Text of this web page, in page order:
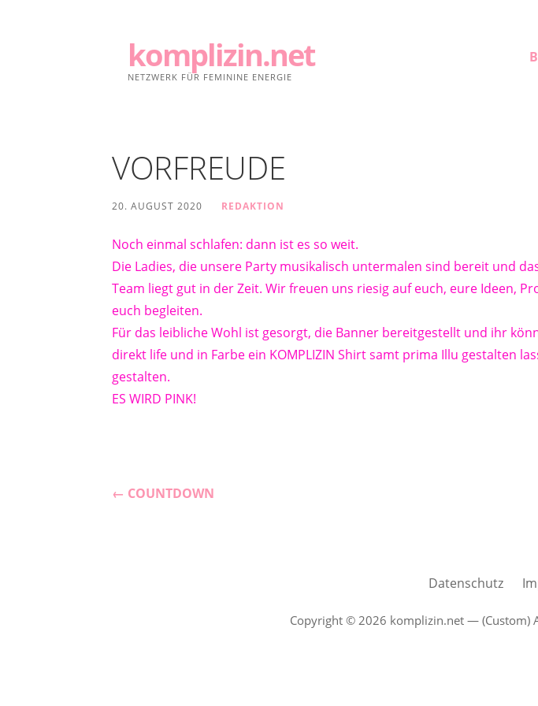
komplizin.net
NETZWERK FÜR FEMININE ENERGIE
VORFREUDE
20. AUGUST 2020 REDAKTION
Noch einmal schlafen: dann ist es so weit.
Die Ladies, die unsere Party musikalisch untermalen sind bereit und
Team liegt gut in der Zeit. Wir freuen uns riesig auf euch, eure Ideen,
euch begleiten.
Für das leibliche Wohl ist gesorgt, die Banner bereitgestellt und ihr
direkt life und in Farbe ein KOMPLIZIN Shirt samt prima Illu gestalten
gestalten.
ES WIRD PINK!
Beitragsnavigation
← COUNTDOWN
Datenschutz
Copyright © 2026 komplizin.net — (Custom)